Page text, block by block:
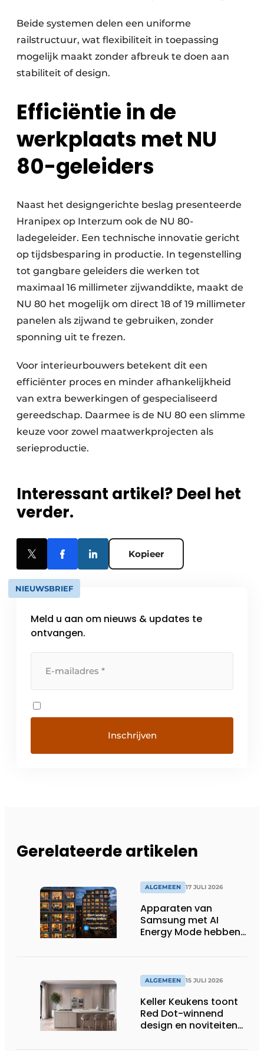
Beide systemen delen een uniforme
railstructuur, wat flexibiliteit in toepassing
mogelijk maakt zonder afbreuk te doen aan
stabiliteit of design.
Efficiëntie in de
werkplaats met NU
80-geleiders
Naast het designgerichte beslag presenteerde
Hranipex op Interzum ook de NU 80-
ladegeleider. Een technische innovatie gericht
op tijdsbesparing in productie. In tegenstelling
tot gangbare geleiders die werken tot
maximaal 16 millimeter zijwanddikte, maakt de
NU 80 het mogelijk om direct 18 of 19 millimeter
panelen als zijwand te gebruiken, zonder
sponning uit te frezen.
Voor interieurbouwers betekent dit een
efficiënter proces en minder afhankelijkheid
van extra bewerkingen of gespecialiseerd
gereedschap. Daarmee is de NU 80 een slimme
keuze voor zowel maatwerkprojecten als
serieproductie.
Interessant artikel? Deel het
verder.
Kopieer
NIEUWSBRIEF
Meld u aan om nieuws & updates te
ontvangen.
Gerelateerde artikelen
ALGEMEEN 17 JULI 2026
Apparaten van
Samsung met AI
Energy Mode hebben
huishoudens, wat
overeenkomt met het
wassen van 22.023.110
voetbalshirts
ALGEMEEN 15 JULI 2026
Keller Keukens toont
Red Dot-winnend
design en noviteiten